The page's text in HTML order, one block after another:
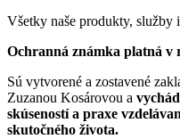
Všetky naše produkty, služby
Ochranná známka platná v
Sú vytvorené a zostavené
Zuzanou Kosárovou a
skúseností a praxe
skutočného života.